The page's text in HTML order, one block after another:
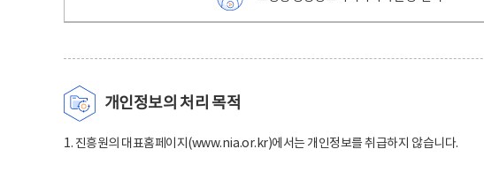
개인정보의 처리 목적
1. 진흥원의 대표홈페이지(www.nia.or.kr)에서는 개인정보를 취급하지 않습니다.